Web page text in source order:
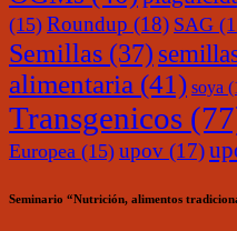
(15) Roundup (18) SAG
Semillas (37)
alimentaria (41) soya
Transgenicos
Europea (15) upov (17)
Seminario “Nutrición, alimentos